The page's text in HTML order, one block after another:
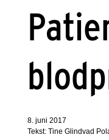
8. juni 2017
Tekst: Tine Glindvad